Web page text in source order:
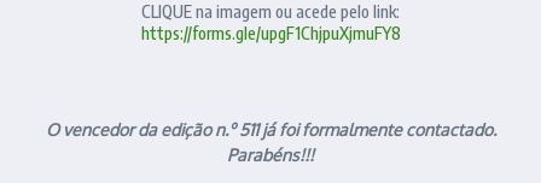
CLIQUE na imagem ou acede pelo link:
https://forms.gle/upgF1ChjpuXjmuFY8
O vencedor da edição n.º 511 já foi formalmente contactado.
Parabéns!!!